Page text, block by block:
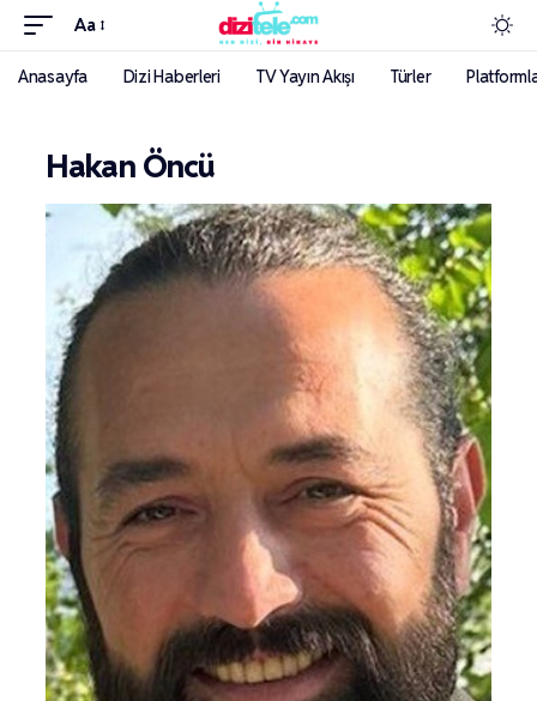
Aa
Anasayfa Dizi Haberleri TV Yayın Akışı Türler
Hakan Öncü